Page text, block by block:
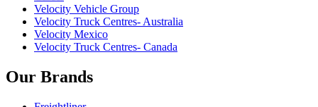
Velocity Vehicle Group
Velocity Truck Centres- Australia
Velocity Mexico
Velocity Truck Centres- Canada
Our Brands